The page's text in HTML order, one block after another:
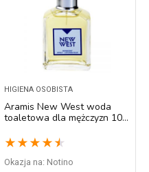
HIGIENA OSOBISTA
Aramis New West woda
toaletowa dla mężczyzn 100
★ ★ ★ ★ ★
Okazja na: Notino